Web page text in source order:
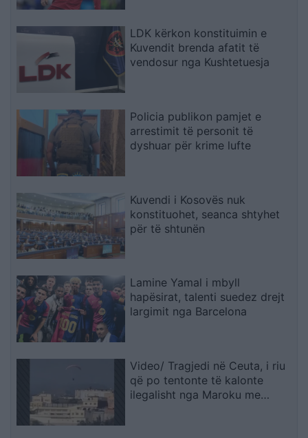
LDK kërkon konstituimin e
Kuvendit brenda afatit të
vendosur nga Kushtetuesja
Policia publikon pamjet e
arrestimit të personit të
dyshuar për krime lufte
Kuvendi i Kosovës nuk
konstituohet, seanca shtyhet
për të shtunën
Lamine Yamal i mbyll
hapësirat, talenti suedez drejt
largimit nga Barcelona
Video/ Tragjedi në Ceuta, i riu
që po tentonte të kalonte
ilegalisht nga Maroku me